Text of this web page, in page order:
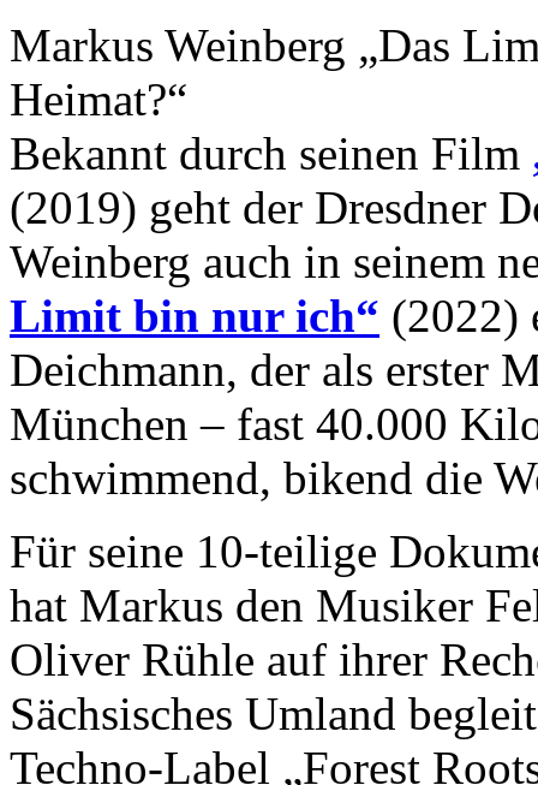
Markus Weinberg „Das
Heimat?“
Bekannt durch seinen Film
(2019) geht der Dresdner
Weinberg auch in seinem
Limit bin nur ich“ (2022)
Deichmann, der als erster
München – fast 40.000
schwimmend, bikend die
Für seine 10-teilige
hat Markus den Musiker
Oliver Rühle auf ihrer
Sächsisches Umland
Techno-Label „Forest